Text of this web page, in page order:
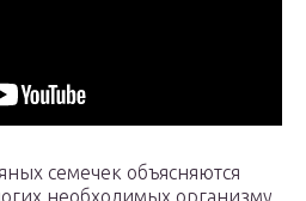
семечек объясняются
необходимых организму